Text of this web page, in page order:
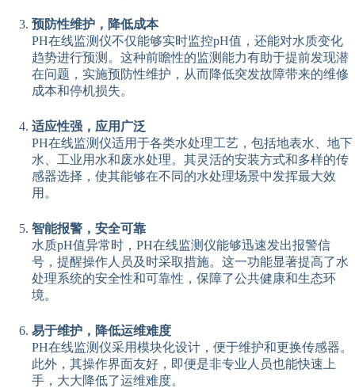
预防性维护，降低成本
PH在线监测仪不仅能够实时监控pH值，还能对水质变化
趋势进行预测。这种前瞻性的监测能力有助于提前发现潜
在问题，实施预防性维护，从而降低突发故障带来的维修
成本和停机损失。
适应性强，应用广泛
PH在线监测仪适用于各类水处理工艺，包括地表水、地下
水、工业用水和废水处理。其灵活的安装方式和多样的传
感器选择，使其能够在不同的水处理场景中发挥最大效
用。
智能报警，安全可靠
水质pH值异常时，PH在线监测仪能够迅速发出报警信
号，提醒操作人员及时采取措施。这一功能显著提高了水
处理系统的安全性和可靠性，保障了公共健康和生态环
境。
易于维护，降低运维难度
PH在线监测仪采用模块化设计，便于维护和更换传感器。
此外，其操作界面友好，即便是非专业人员也能快速上
手，大大降低了运维难度。